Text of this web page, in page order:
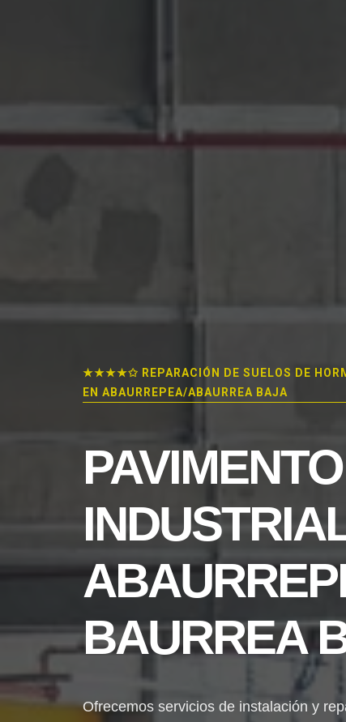
★★★★✩ REPARACIÓN DE SUELOS DE
EN ABAURREPEA/ABAURREA BAJA
PAVIMENTO
BAURREA
Ofrecemos servicios de instalación y